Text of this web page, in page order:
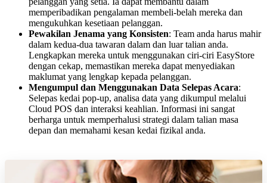
memperibadikan pengalaman membeli-belah mereka dan
mengukuhkan kesetiaan pelanggan.
Pewakilan Jenama yang Konsisten: Team anda harus mahir
dalam kedua-dua tawaran dalam dan luar talian anda.
Lengkapkan mereka untuk menggunakan ciri-ciri EasyStore
dengan cekap, memastikan mereka dapat menyediakan
maklumat yang lengkap kepada pelanggan.
Mengumpul dan Menggunakan Data Selepas Acara:
Selepas kedai pop-up, analisa data yang dikumpul melalui
Cloud POS dan interaksi keahlian. Informasi ini sangat
berharga untuk memperhalusi strategi dalam talian masa
depan dan memahami kesan kedai fizikal anda.